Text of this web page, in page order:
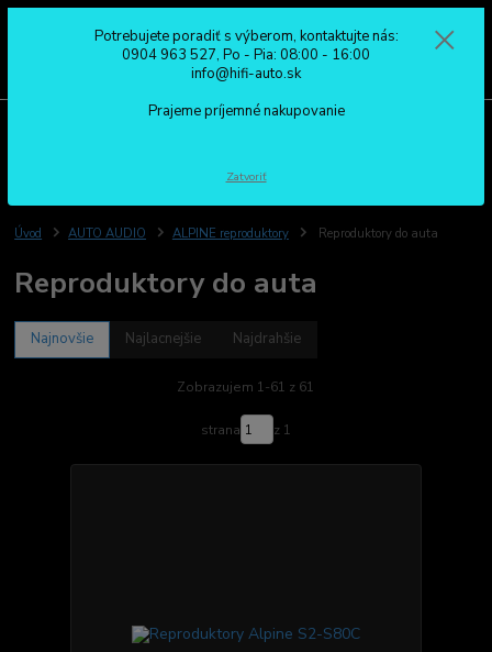
0904 963 527
Po - Pia: 08:00 - 16:00
Úvod AUTO AUDIO ALPINE reproduktory Reproduktory do auta
Reproduktory do auta
Najnovšie Najlacnejšie Najdrahšie
Zobrazujem 1-61 z 61
strana z 1
Potrebujete poradiť s výberom, kontaktujte nás:
0904 963 527, Po - Pia: 08:00 - 16:00
info@hifi-auto.sk
Prajeme príjemné nakupovanie
Zatvoriť